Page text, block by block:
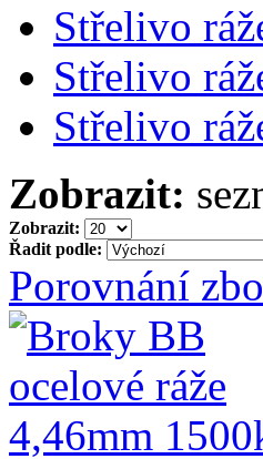
Střelivo
Střelivo
Střelivo
Zobrazit:
Zobrazit:
Řadit podle:
Porovnání